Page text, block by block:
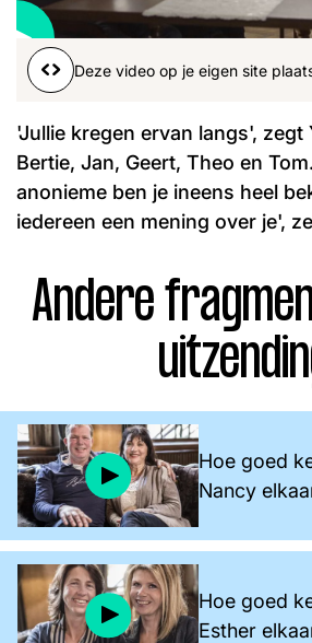
Word lid
John Julius
Nieuws
Uitzendingen
Deze video op je eigen site
'Jullie kregen ervan langs', zegt
Bertie, Jan, Geert, Theo en
anonieme ben je ineens heel
iedereen een mening over je',
Andere
Hoe goed
Nancy
Hoe goed
Esther